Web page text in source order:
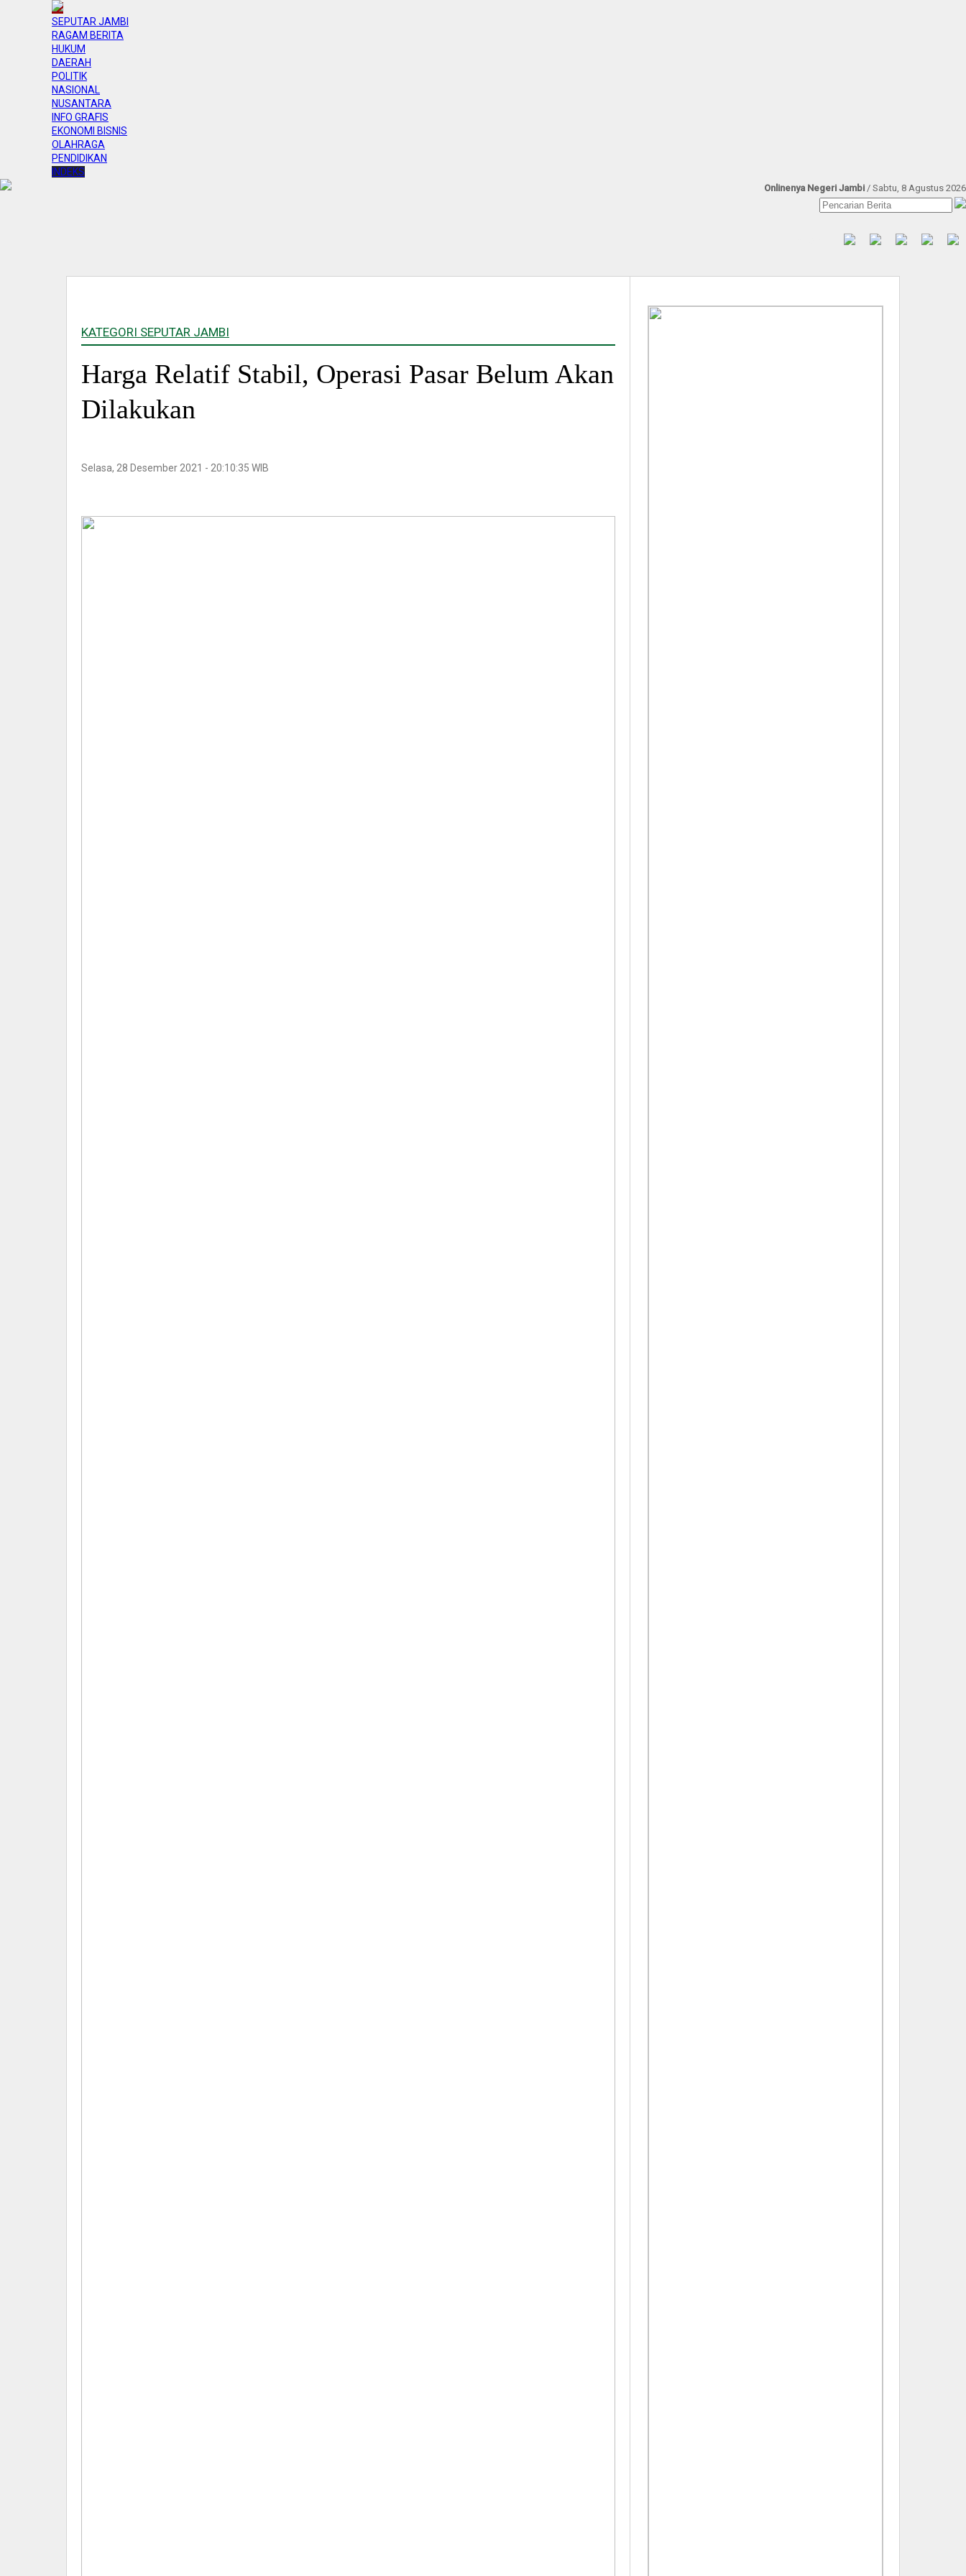
SEPUTAR JAMBI
RAGAM BERITA
HUKUM
DAERAH
POLITIK
NASIONAL
NUSANTARA
INFO GRAFIS
EKONOMI BISNIS
OLAHRAGA
PENDIDIKAN
INDEKS
Onlinenya Negeri Jambi / Sabtu, 8 Agustus 2026
KATEGORI SEPUTAR JAMBI
Harga Relatif Stabil, Operasi Pasar Belum Akan
Dilakukan
Selasa, 28 Desember 2021 - 20:10:35 WIB